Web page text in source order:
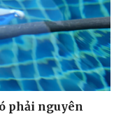
thời sự
đêm khuya
tình yêu
phải nguyên